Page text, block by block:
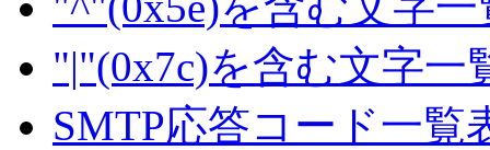
"|"(0x7c)を含む文字一
SMTP応答コード一覧